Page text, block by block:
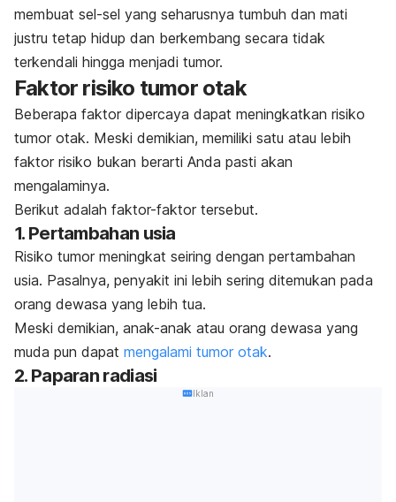
membuat sel-sel yang seharusnya tumbuh dan mati
justru tetap hidup dan berkembang secara tidak
terkendali hingga menjadi tumor.
Faktor risiko tumor otak
Beberapa faktor dipercaya dapat meningkatkan risiko
tumor otak. Meski demikian, memiliki satu atau lebih
faktor risiko bukan berarti Anda pasti akan
mengalaminya.
Berikut adalah faktor-faktor tersebut.
1. Pertambahan usia
Risiko tumor meningkat seiring dengan pertambahan
usia. Pasalnya, penyakit ini lebih sering ditemukan pada
orang dewasa yang lebih tua.
Meski demikian, anak-anak atau orang dewasa yang
muda pun dapat mengalami tumor otak.
2. Paparan radiasi
Iklan